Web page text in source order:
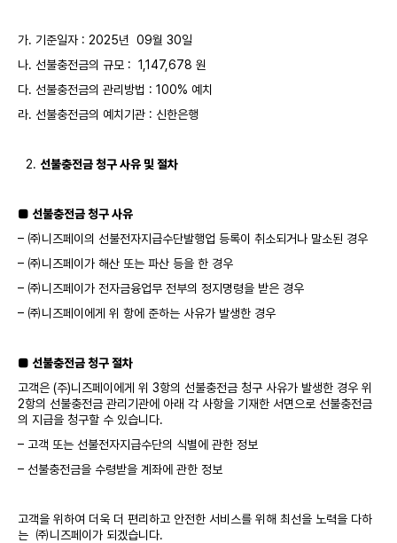
가. 기준일자 : 2025년 09월 30일
나. 선불충전금의 규모 : 1,147,678 원
다. 선불충전금의 관리방법 : 100% 예치
라. 선불충전금의 예치기관 : 신한은행
선불충전금 청구 사유 및 절차
■ 선불충전금 청구 사유
– ㈜니즈페이의 선불전자지급수단발행업 등록이 취소되거나 말소된 경우
– ㈜니즈페이가 해산 또는 파산 등을 한 경우
– ㈜니즈페이가 전자금융업무 전부의 정지명령을 받은 경우
– ㈜니즈페이에게 위 항에 준하는 사유가 발생한 경우
■ 선불충전금 청구 절차
고객은 (주)니즈페이에게 위 3항의 선불충전금 청구 사유가 발생한 경우 위
2항의 선불충전금 관리기관에 아래 각 사항을 기재한 서면으로 선불충전금
의 지급을 청구할 수 있습니다.
– 고객 또는 선불전자지급수단의 식별에 관한 정보
– 선불충전금을 수령받을 계좌에 관한 정보
고객을 위하여 더욱 더 편리하고 안전한 서비스를 위해 최선을 노력을 다하
는 ㈜니즈페이가 되겠습니다.